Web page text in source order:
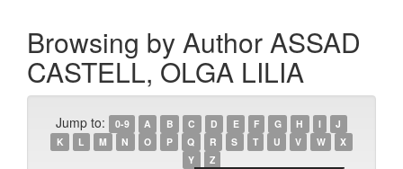
Browsing by Author ASSAD
CASTELL, OLGA LILIA
Jump to: 0-9 A B C D E F G H I
J
K
L M N O P Q R S T U V W
X
Y
Z